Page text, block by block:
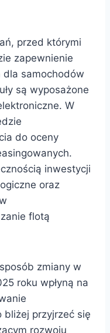
przed którymi
zapewnienie
samochodów
są wyposażone
W
do oceny
inwestycji
oraz
flotą
zmiany w
roku wpłyną na
przyjrzeć się
rozwoju